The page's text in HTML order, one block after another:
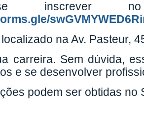
inscrever
na Av. Pasteur,
carreira. Sem dúvida,
e se desenvolver
podem ser obtidas